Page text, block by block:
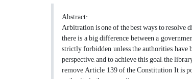
Abstract:
Arbitration is one of the best ways to resolve
there is a big difference between a
strictly forbidden unless the authorities have
perspective, and to achieve this goal, the
remove Article 139 of the Constitution It is